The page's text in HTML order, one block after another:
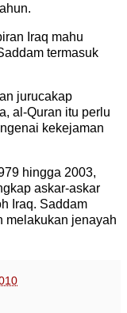
Iraq mahu
termasuk
jurucakap
al-Quran itu perlu
kekejaman
hingga 2003,
askar-askar
Iraq. Saddam
melakukan jenayah